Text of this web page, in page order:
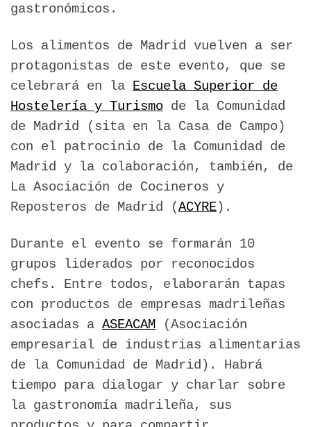
gastronómicos.
Los alimentos de Madrid vuelven a ser
protagonistas de este evento, que se
celebrará en la Escuela Superior de
Hostelería y Turismo de la Comunidad
de Madrid (sita en la Casa de Campo)
con el patrocinio de la Comunidad de
Madrid y la colaboración, también, de
La Asociación de Cocineros y
Reposteros de Madrid (ACYRE).
Durante el evento se formarán 10
grupos liderados por reconocidos
chefs. Entre todos, elaborarán tapas
con productos de empresas madrileñas
asociadas a ASEACAM (Asociación
empresarial de industrias alimentarias
de la Comunidad de Madrid). Habrá
tiempo para dialogar y charlar sobre
la gastronomía madrileña, sus